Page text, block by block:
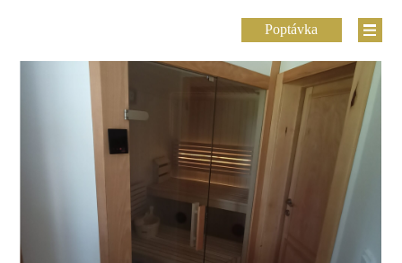
Poptávka